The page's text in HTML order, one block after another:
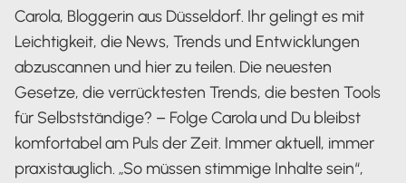
Carola, Bloggerin aus Düsseldorf. Ihr gelingt es mit
Leichtigkeit, die News, Trends und Entwicklungen
abzuscannen und hier zu teilen. Die neuesten
Gesetze, die verrücktesten Trends, die besten Tools
für Selbstständige? – Folge Carola und Du bleibst
komfortabel am Puls der Zeit. Immer aktuell, immer
praxistauglich. „So müssen stimmige Inhalte sein“,